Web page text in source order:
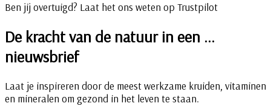
Ben jij overtuigd? Laat het ons weten op Trustpilot
De kracht van de natuur in een …
nieuwsbrief
Laat je inspireren door de meest werkzame kruiden, vitaminen
en mineralen om gezond in het leven te staan.